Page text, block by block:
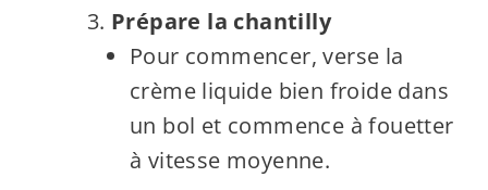
Prépare la chantilly
Pour commencer, verse la
crème liquide bien froide dans
un bol et commence à fouetter
à vitesse moyenne.